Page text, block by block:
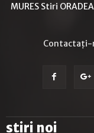
MURES Stiri ORADEA
Contactați-
stiri noi